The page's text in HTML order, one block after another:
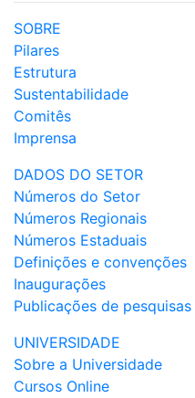
SOBRE
Pilares
Estrutura
Sustentabilidade
Comitês
Imprensa
DADOS DO SETOR
Números do Setor
Números Regionais
Números Estaduais
Definições e convenções
Inaugurações
Publicações de pesquisas
UNIVERSIDADE
Sobre a Universidade
Cursos Online